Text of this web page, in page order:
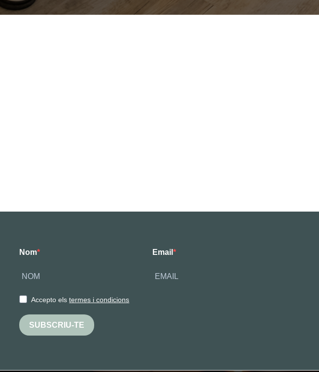
Nom Email
Accepto elstermes i condicions
SUBSCRIU-TE